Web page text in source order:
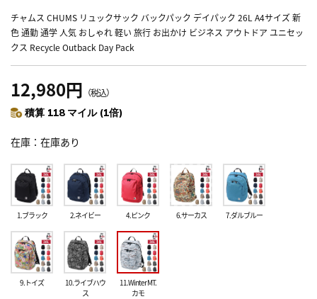
チャムス CHUMS リュックサック バックパック デイパック 26L A4サイズ 新
色 通勤 通学 人気 おしゃれ 軽い 旅行 お出かけ ビジネス アウトドア ユニセッ
クス Recycle Outback Day Pack
12,980円 （税込）
積算 118 マイル (1倍)
在庫 在庫あり
1.ブラック 2.ネイビー 4.ピンク 6.サーカス 7.ダルブルー
9.トイズ
10.ライブハウ
ス
11.Winter MT.
カモ